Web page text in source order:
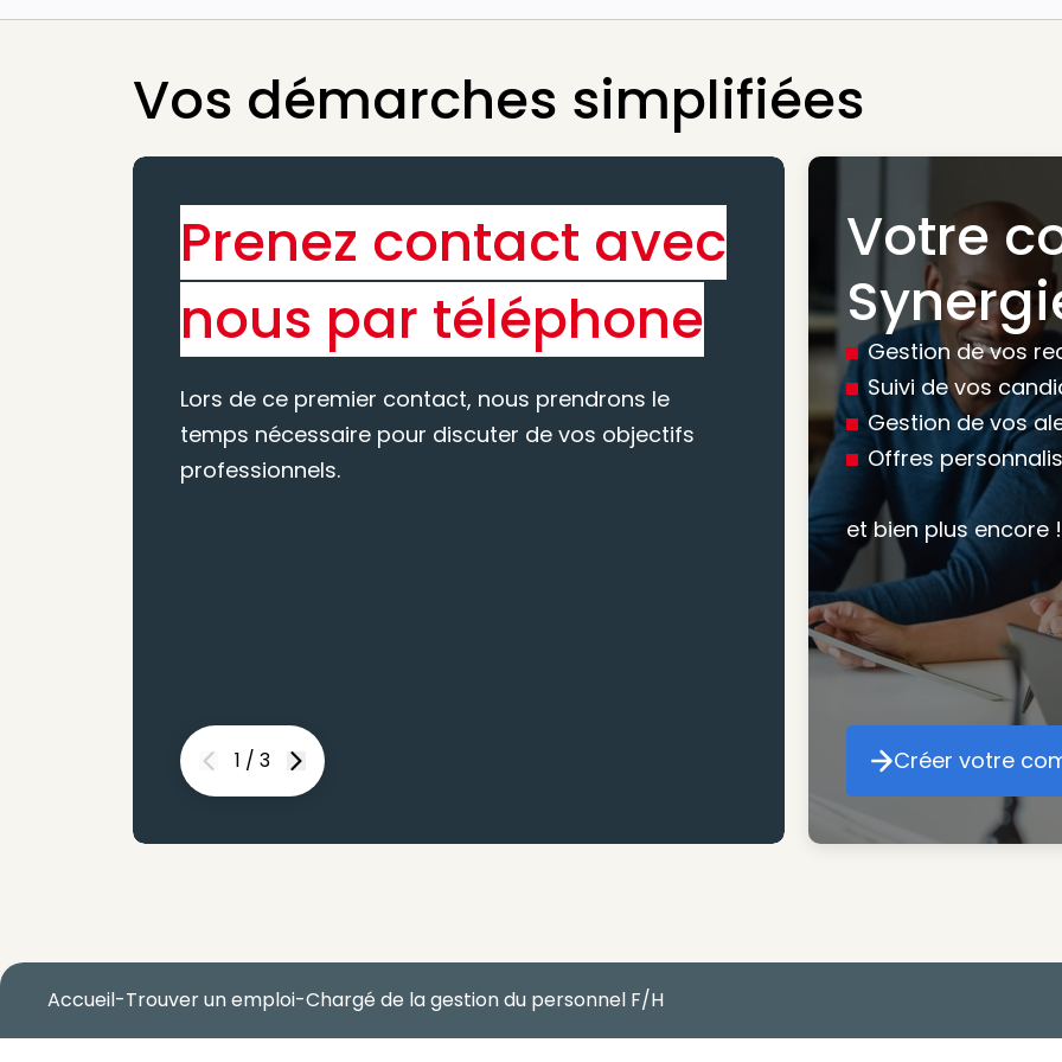
Vos démarches simplifiées
Prenez contact avec
nous par téléphone
Lors de ce premier contact, nous prendrons le
temps nécessaire pour discuter de vos objectifs
professionnels.
Nous vous
votre recherche,
mesure pour
atteindre vos
1 / 3
Next
Votre
Gestion de vos
Suivi de vos
Gestion de vos
Offres
et bien plus encore !
Créer votre
Accueil-Trouver un emploi-Chargé de la gestion du personnel F/H